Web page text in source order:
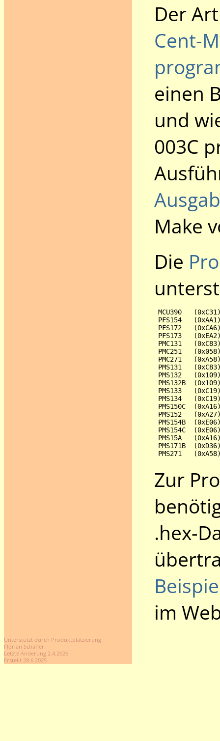
Der
Cent-
einen
und
003C
Make
Die
MCU390
PFS154
PFS172
PFS173
PMC131
PMC251
PMC271
PMS131
PMS132
PMS132B
PMS133
PMS134
PMS150C
PMS152
PMS154B
PMS154C
PMS15A
PMS171B
Zur
.hex-
im
Unterstützt durch Produktplatzierung
Florian Schäffer
Letzte Änderung 2.4.2026
Erstellt 28.6.2025